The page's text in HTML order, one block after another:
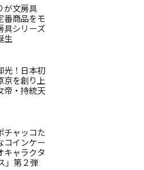
が文房具
番商品をモ
具シリーズ
生
光！日本初
京を創り上
帝・持統天
チャッコた
コインケー
キャラクタ
」第２弾